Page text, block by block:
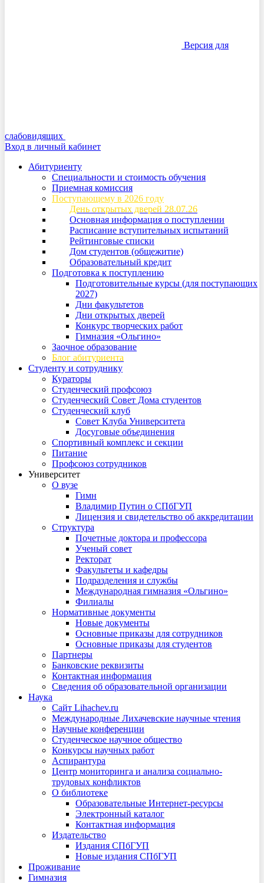
Версия для
слабовидящих
Вход в личный кабинет
Абитуриенту
Специальности и стоимость обучения
Приемная комиссия
Поступающему в 2026 году
День открытых дверей 28.07.26
Основная информация о поступлении
Расписание вступительных испытаний
Рейтинговые списки
Дом студентов (общежитие)
Образовательный кредит
Подготовка к поступлению
Подготовительные курсы (для поступающих
2027)
Дни факультетов
Дни открытых дверей
Конкурс творческих работ
Гимназия «Ольгино»
Заочное образование
Блог абитуриента
Студенту и сотруднику
Кураторы
Студенческий профсоюз
Студенческий Совет Дома студентов
Студенческий клуб
Совет Клуба Университета
Досуговые объединения
Спортивный комплекс и секции
Питание
Профсоюз сотрудников
Университет
О вузе
Гимн
Владимир Путин о СПбГУП
Лицензия и свидетельство об аккредитации
Структура
Почетные доктора и профессора
Ученый совет
Ректорат
Факультеты и кафедры
Подразделения и службы
Международная гимназия «Ольгино»
Филиалы
Нормативные документы
Новые документы
Основные приказы для сотрудников
Основные приказы для студентов
Партнеры
Банковские реквизиты
Контактная информация
Сведения об образовательной организации
Наука
Сайт Lihachev.ru
Международные Лихачевские научные чтения
Научные конференции
Студенческое научное общество
Конкурсы научных работ
Аспирантура
Центр мониторинга и анализа социально-
трудовых конфликтов
О библиотеке
Образовательные Интернет-ресурсы
Электронный каталог
Контактная информация
Издательство
Издания СПбГУП
Новые издания СПбГУП
Проживание
Гимназия